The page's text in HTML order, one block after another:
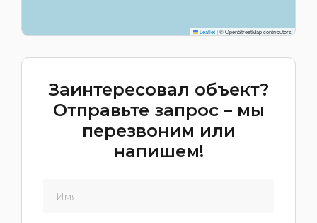
Leaflet|© OpenStreetMap contributors
Заинтересовал объект?
Отправьте запрос – мы
перезвоним или
напишем!